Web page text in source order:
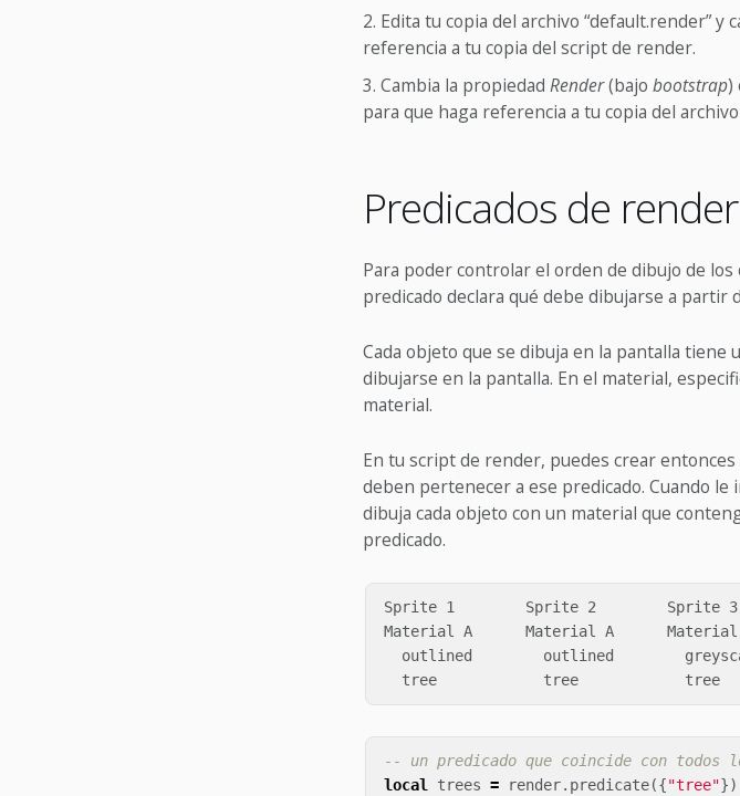
Edita tu copia del archivo “default.render” y
referencia a tu copia del script de render.
Cambia la propiedad Render(bajo bootstrap)
para que haga referencia a tu copia del
Predicados de render
Para poder controlar el orden de dibujo de los
predicado declara qué debe dibujarse a partir
Cada objeto que se dibuja en la pantalla tiene
dibujarse en la pantalla. En el material,
material.
En tu script de render, puedes crear entonces
deben pertenecer a ese predicado. Cuando
dibuja cada objeto con un material que
predicado.
Sprite 1        Sprite 2        Sprite
Material A      Material A
outlined        outlined
-- un predicado que coincide con
local trees = render. predicate({"tree"})